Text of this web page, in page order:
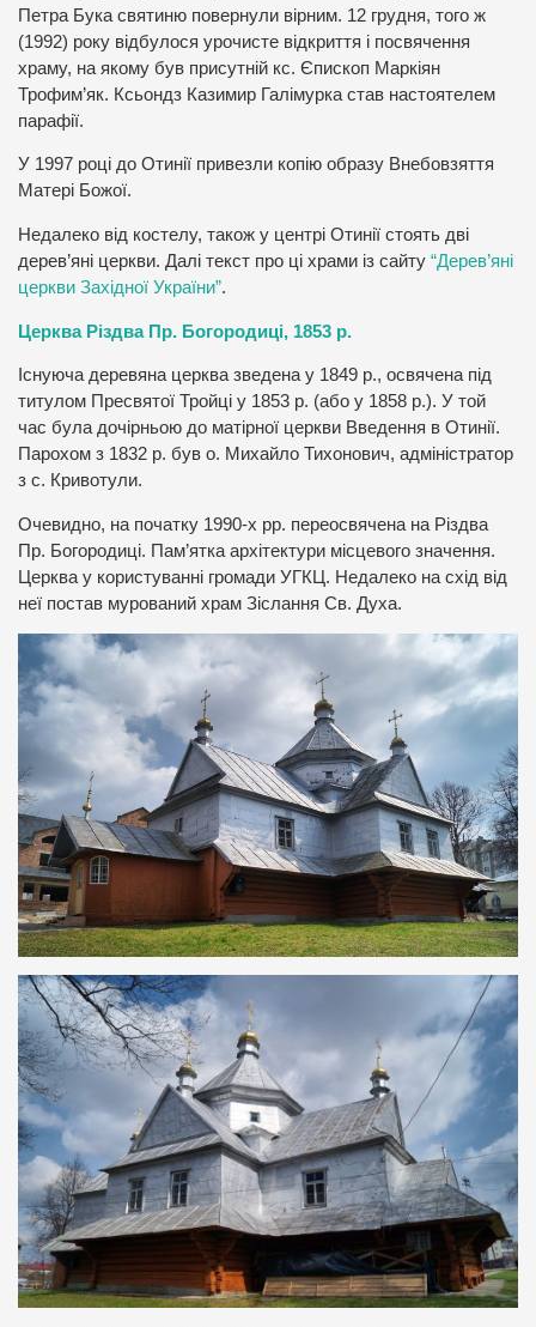
Петра Бука святиню повернули вірним. 12 грудня, того ж
(1992) року відбулося урочисте відкриття і посвячення
храму, на якому був присутній кс. Єпископ Маркіян
Трофим’як. Ксьондз Казимир Галімурка став настоятелем
парафії.
У 1997 році до Отинії привезли копію образу Внебовзяття
Матері Божої.
Недалеко від костелу, також у центрі Отинії стоять дві
дерев’яні церкви. Далі текст про ці храми із сайту “Дерев’яні
церкви Західної України”.
Церква Різдва Пр. Богородиці, 1853 р.
Існуюча деревяна церква зведена у 1849 р., освячена під
титулом Пресвятої Тройці у 1853 р. (або у 1858 р.). У той
час була дочірньою до матірної церкви Введення в Отинії.
Парохом з 1832 р. був о. Михайло Тихонович, адміністратор
з с. Кривотули.
Очевидно, на початку 1990-х рр. переосвячена на Різдва
Пр. Богородиці. Пам’ятка архітектури місцевого значення.
Церква у користуванні громади УГКЦ. Недалеко на схід від
неї постав мурований храм Зіслання Св. Духа.